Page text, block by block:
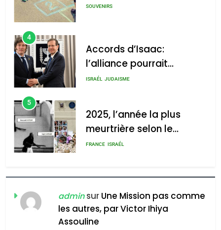
GPO
2025, l’année la plus
meurtrière selon le rapport
d’ADL contre
l’antisémitisme
admin 0
SOUVENIRS
4
Accords d’Isaac:
l’alliance pourrait
s’étendre à 13 pays
ISRAÉL JUDAISME
5
2025, l’année la plus
meurtrière selon le
rapport d’ADL contre
FRANCE ISRAÉL
FIÈRE, DIGNE ET RÉSILIENTE :
POURQUOI JE REVENDIQUE
MA JUDAÏTE par Thérèse
Zrihen-Dvir
ISRAÉL JUDAISME
adminsur Une Mission pas comme
les autres, par Victor Ihiya
Assouline